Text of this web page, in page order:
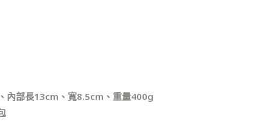
內部長13cm、寬8.5cm、重量400g